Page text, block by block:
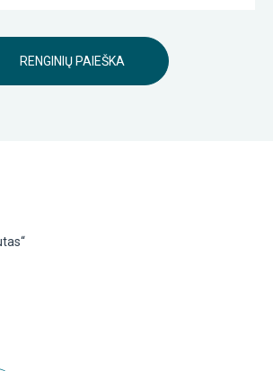
RENGINIŲ PAIEŠKA